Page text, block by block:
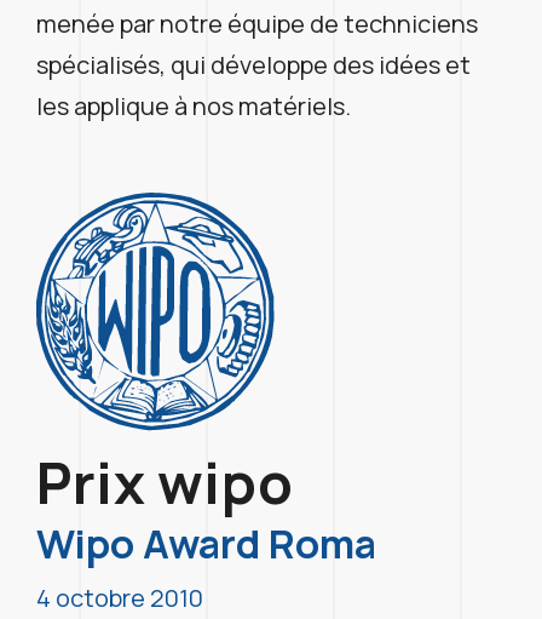
menée par notre équipe de techniciens
spécialisés, qui développe des idées et
les applique à nos matériels.
Prix wipo
Wipo Award Roma
4 octobre 2010